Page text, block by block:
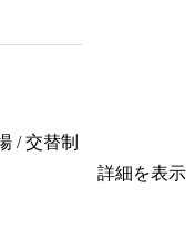
/ 交替制
詳細を表示